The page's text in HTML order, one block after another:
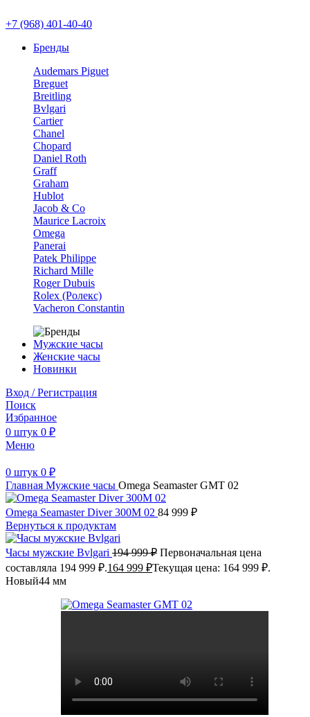
+7 (968) 401-40-40
Бренды
Audemars Piguet
Breguet
Breitling
Bvlgari
Cartier
Chanel
Chopard
Daniel Roth
Graff
Graham
Hublot
Jacob & Co
Maurice Lacroix
Omega
Panerai
Patek Philippe
Richard Mille
Roger Dubuis
Rolex (Ролекс)
Vacheron Constantin
Мужские часы
Женские часы
Новинки
Вход / Регистрация
Поиск
Избранное
0 штук 0 ₽
Меню
0 штук 0 ₽
Главная Мужские часы Omega Seamaster GMT 02
Omega Seamaster Diver 300M 02 84 999 ₽
Вернуться к продуктам
Часы мужские Bvlgari 194 999₽ Первоначальная цена
составляла 194 999 ₽.164 999 ₽Текущая цена: 164 999 ₽.
Новый44 мм